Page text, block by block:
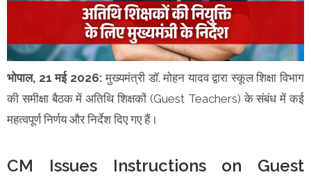
भोपाल, 21 मई 2026:मुख्यमंत्री डॉ. मोहन यादव द्वारा स्कूल शिक्षा विभाग
की समीक्षा बैठक में अतिथि शिक्षकों (Guest Teachers) के संबंध में कई
महत्वपूर्ण निर्णय और निर्देश दिए गए हैं।
CM Issues Instructions on Guest